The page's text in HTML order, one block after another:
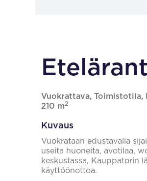
Vuokrattava, Toimistotila,
210 m2
Kuvaus
Vuokrataan edustavalla
useita huoneita, avotilaa,
keskustassa, Kauppatorin
käyttöönottoa.